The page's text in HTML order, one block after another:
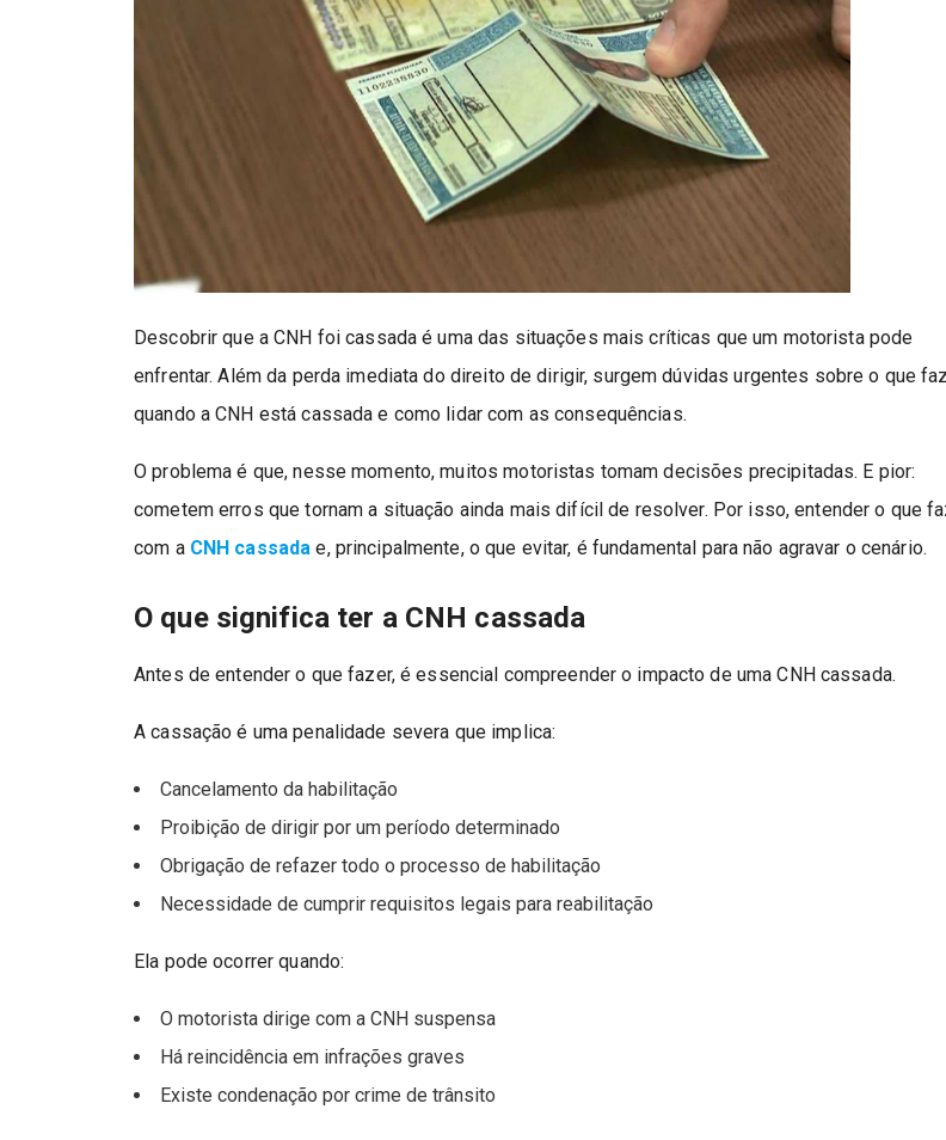
Descobrir que a CNH foi cassada é uma das situações mais críticas que um motorista pode
enfrentar. Além da perda imediata do direito de dirigir, surgem dúvidas urgentes sobre o que
quando a CNH está cassada e como lidar com as consequências.
O problema é que, nesse momento, muitos motoristas tomam decisões precipitadas. E pior:
cometem erros que tornam a situação ainda mais difícil de resolver. Por isso, entender o que
com a CNH cassada e, principalmente, o que evitar, é fundamental para não agravar o cenário.
O que significa ter a CNH cassada
Antes de entender o que fazer, é essencial compreender o impacto de uma CNH cassada.
A cassação é uma penalidade severa que implica:
Cancelamento da habilitação
Proibição de dirigir por um período determinado
Obrigação de refazer todo o processo de habilitação
Necessidade de cumprir requisitos legais para reabilitação
Ela pode ocorrer quando:
O motorista dirige com a CNH suspensa
Há reincidência em infrações graves
Existe condenação por crime de trânsito